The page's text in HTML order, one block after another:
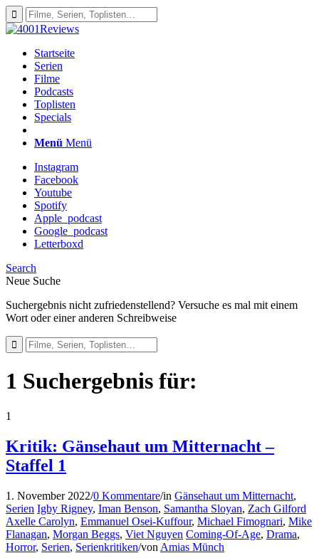
Startseite
Serien
Filme
Podcasts
Toplisten
Specials
Menü Menü
Instagram
Facebook
Youtube
Spotify
Apple_podcast
Google_podcast
Letterboxd
Search
Neue Suche
Suchergebnis nicht zufriedenstellend? Versuche es mal mit einem
Wort oder einer anderen Schreibweise
1 Suchergebnis für:
1
Kritik: Gänsehaut um Mitternacht –
Staffel 1
1. November 2022/0 Kommentare/in Gänsehaut um Mitternacht,
Serien Igby Rigney, Iman Benson, Samantha Sloyan, Zach Gilford
Axelle Carolyn, Emmanuel Osei-Kuffour, Michael Fimognari, Mike
Flanagan, Morgan Beggs, Viet Nguyen Coming-Of-Age, Drama,
Horror, Serien, Serienkritiken/von Amias Münch